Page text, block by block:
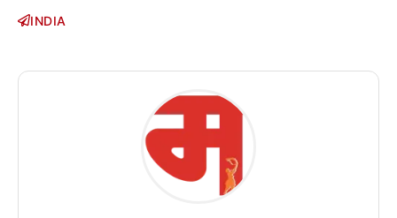
INDIA